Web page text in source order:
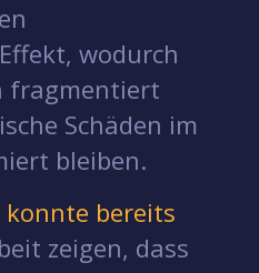
wodurch
fragmentiert
Schäden im
bleiben.
konnte bereits
zeigen, dass